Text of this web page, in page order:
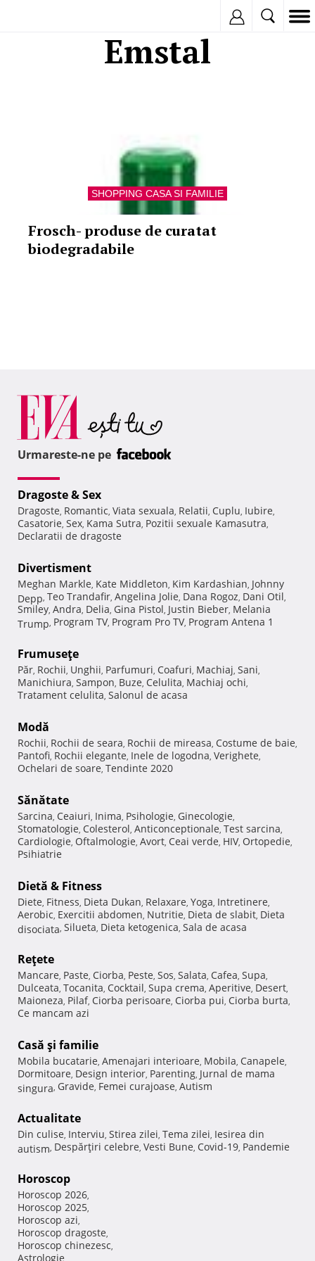
Emstal
SHOPPING CASA SI FAMILIE
Frosch- produse de curatat
biodegradabile
Urmareste-ne pe
Dragoste & Sex
Dragoste, Romantic, Viata sexuala, Relatii, Cuplu, Iubire,
Casatorie, Sex, Kama Sutra, Pozitii sexuale Kamasutra,
Declaratii de dragoste
Divertisment
Meghan Markle, Kate Middleton, Kim Kardashian, Johnny
Depp, Teo Trandafir, Angelina Jolie, Dana Rogoz, Dani Otil,
Smiley, Andra, Delia, Gina Pistol, Justin Bieber, Melania
Trump, Program TV, Program Pro TV, Program Antena 1
Frumuseţe
Păr, Rochii, Unghii, Parfumuri, Coafuri, Machiaj, Sani,
Manichiura, Sampon, Buze, Celulita, Machiaj ochi,
Tratament celulita, Salonul de acasa
Modă
Rochii, Rochii de seara, Rochii de mireasa, Costume de baie,
Pantofi, Rochii elegante, Inele de logodna, Verighete,
Ochelari de soare, Tendinte 2020
Sănătate
Sarcina, Ceaiuri, Inima, Psihologie, Ginecologie,
Stomatologie, Colesterol, Anticonceptionale, Test sarcina,
Cardiologie, Oftalmologie, Avort, Ceai verde, HIV, Ortopedie,
Psihiatrie
Dietă & Fitness
Diete, Fitness, Dieta Dukan, Relaxare, Yoga, Intretinere,
Aerobic, Exercitii abdomen, Nutritie, Dieta de slabit, Dieta
disociata, Silueta, Dieta ketogenica, Sala de acasa
Reţete
Mancare, Paste, Ciorba, Peste, Sos, Salata, Cafea, Supa,
Dulceata, Tocanita, Cocktail, Supa crema, Aperitive, Desert,
Maioneza, Pilaf, Ciorba perisoare, Ciorba pui, Ciorba burta,
Ce mancam azi
Casă şi familie
Mobila bucatarie, Amenajari interioare, Mobila, Canapele,
Dormitoare, Design interior, Parenting, Jurnal de mama
singura, Gravide, Femei curajoase, Autism
Actualitate
Din culise, Interviu, Stirea zilei, Tema zilei, Iesirea din
autism, Despărţiri celebre, Vesti Bune, Covid-19, Pandemie
Horoscop
Horoscop 2026,
Horoscop 2025,
Horoscop azi,
Horoscop dragoste,
Horoscop chinezesc,
Astrologie